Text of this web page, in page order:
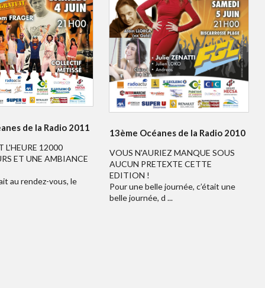
de la Radio 2011
L'HEURE 12000
ET UNE AMBIANCE
au rendez-vous, le
13ème Océanes de la Radio 2010
VOUS N'AURIEZ MANQUE SOUS
AUCUN PRETEXTE CETTE
EDITION !
Pour une belle journée, c’était une
belle journée, d ...